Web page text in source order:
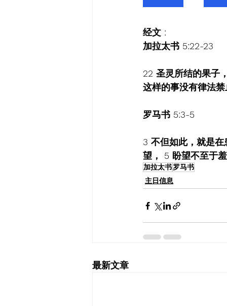
经文 :
加拉太书 5:22-23
22 圣灵所结的果子
这样的事没有律法禁
罗马书 5:3-5
3 不但如此，就是
望， 5 盼望不至于
加拉太书罗马书
主日信息
最新文章